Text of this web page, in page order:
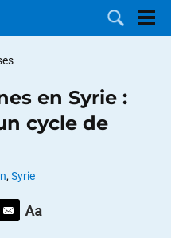
en Syrie :
cycle de
, Syrie